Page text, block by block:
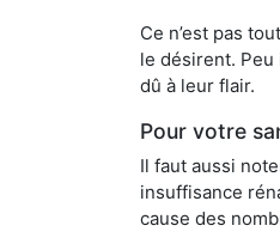
Ce n’est pas
le désirent.
dû à leur flair.
Pour votre
Il faut aussi
insuffisance
cause des